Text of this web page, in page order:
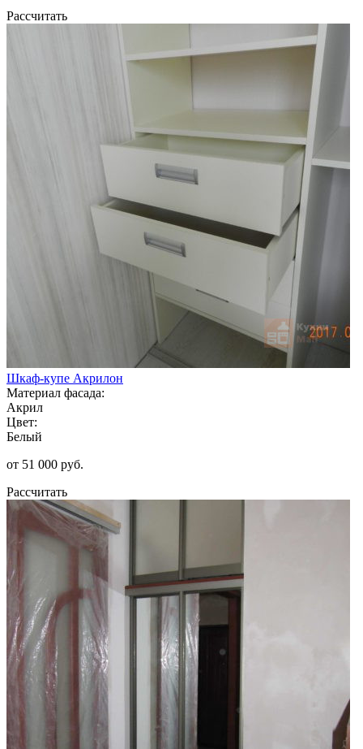
Рассчитать
Шкаф-купе Акрилон
Материал фасада:
Акрил
Цвет:
Белый
от 51 000 руб.
Рассчитать